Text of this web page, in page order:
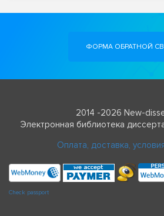
ФОРМА ОБРАТНОЙ
2014 -2026 New-
Электронная библиотека
Оплата, доставка,
Check passport